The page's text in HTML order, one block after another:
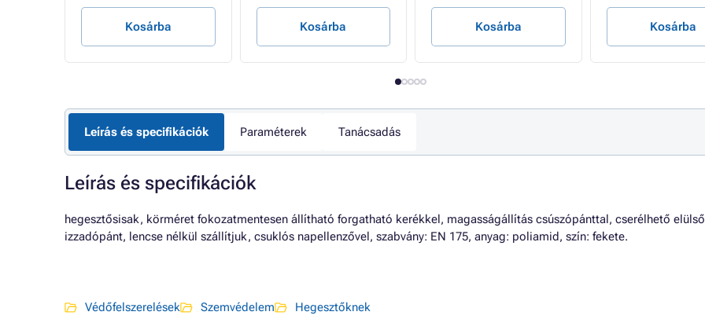
Kosárba Kosárba Kosárba Kosárba
Leírás és specifikációk Paraméterek Tanácsadás
Leírás és specifikációk
hegesztősisak, körméret fokozatmentesen állítható forgatható kerékkel, magasságállítás csúszópánttal, cserélhető elülső
izzadópánt, lencse nélkül szállítjuk, csuklós napellenzővel, szabvány: EN 175, anyag: poliamid, szín: fekete.
Védőfelszerelések Szemvédelem Hegesztőknek